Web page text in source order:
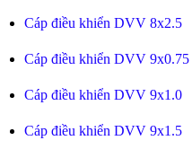
Cáp điều khiển DVV 8x2.5
Cáp điều khiển DVV 9x0.75
Cáp điều khiển DVV 9x1.0
Cáp điều khiển DVV 9x1.5